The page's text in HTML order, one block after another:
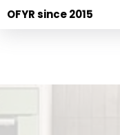
OFYR since 2015